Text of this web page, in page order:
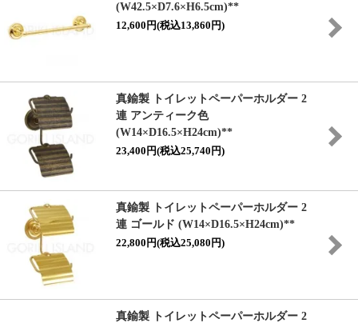
(W42.5×D7.6×H6.5cm)**
12,600円(税込13,860円)
真鍮製 トイレットペーパーホルダー 2
連 アンティーク色
(W14×D16.5×H24cm)**
23,400円(税込25,740円)
真鍮製 トイレットペーパーホルダー 2
連 ゴールド (W14×D16.5×H24cm)**
22,800円(税込25,080円)
真鍮製 トイレットペーパーホルダー 2